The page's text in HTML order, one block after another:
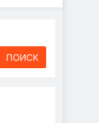
ПОИСК